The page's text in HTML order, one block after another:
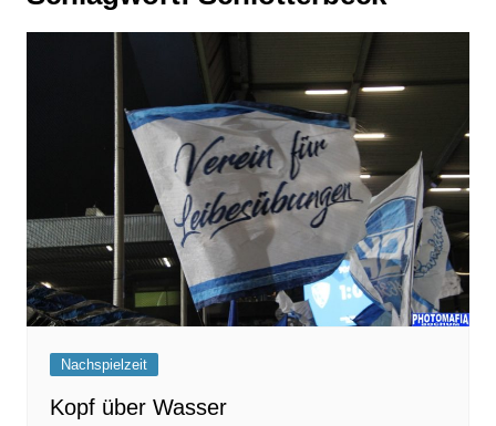
Nachspielzeit
Kopf über Wasser